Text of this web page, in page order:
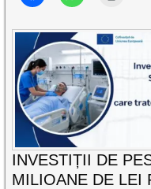
INVESTIȚII DE
MILIOANE DE LEI